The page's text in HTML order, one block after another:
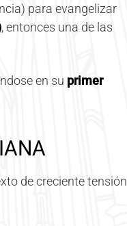
para evangelizar
, entonces una de las
en su primer
de creciente tensión